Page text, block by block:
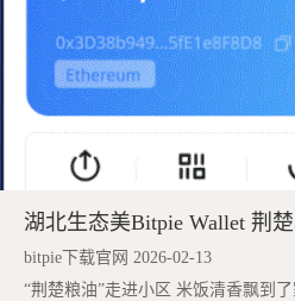
湖北生态美Bitpie Wallet 荆
bitpie下载官网 2026-02-13
“荆楚粮油”走进小区 米饭清香飘到